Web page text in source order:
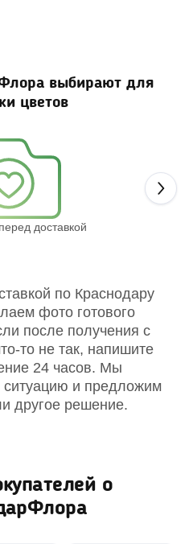
выбирают для
цветов
доставкой
по Краснодару
фото готового
после получения с
то не так, напишите
24 часов. Мы
ситуацию и предложим
другое решение.
о